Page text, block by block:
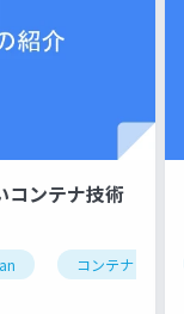
コンテナ技術
コンテナ